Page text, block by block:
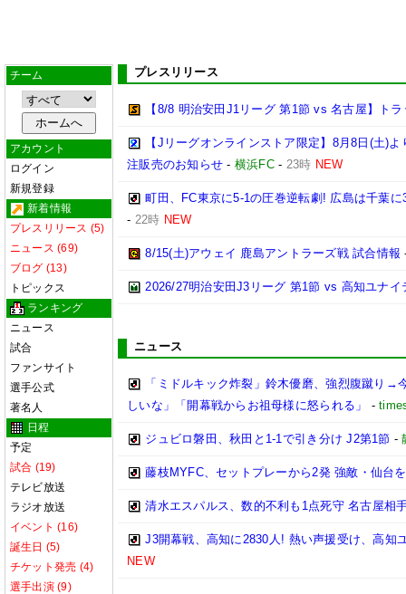
チーム
アカウント
ログイン
新規登録
新着情報
プレスリリース (5)
ニュース (69)
ブログ (13)
トピックス
ランキング
ニュース
試合
ファンサイト
選手公式
著名人
日程
予定
試合 (19)
テレビ放送
ラジオ放送
イベント (16)
誕生日 (5)
チケット発売 (4)
選手出演 (9)
プレスリリース
【8/8 明治安田J1リーグ 第1節 vs 名古屋】ト
【Jリーグオンラインストア限定】8月8日(土)
注販売のお知らせ - 横浜FC - 23時 NEW
町田、FC東京に5-1の圧巻逆転劇! 広島は千葉
- 22時 NEW
8/15(土)アウェイ 鹿島アントラーズ戦 試合情報
2026/27明治安田J3リーグ 第1節 vs 高知ユナイ
ニュース
「ミドルキック炸裂」鈴木優磨、強烈腹蹴り
しいな」「開幕戦からお祖母様に怒られる」
-
ジュビロ磐田、秋田と1-1で引き分け J2第1節 -
藤枝MYFC、セットプレーから2発 強敵・仙台
清水エスパルス、数的不利も1点死守 名古屋相
J3開幕戦、高知に2830人! 熱い声援受け、高知
NEW